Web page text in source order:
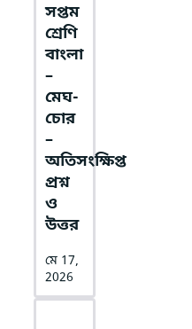
সপ্তম
শ্রেণি
বাংলা
–
মেঘ-
চোর
–
অতিসংক্ষিপ্ত
প্রশ্ন
ও
উত্তর
মে 17,
2026